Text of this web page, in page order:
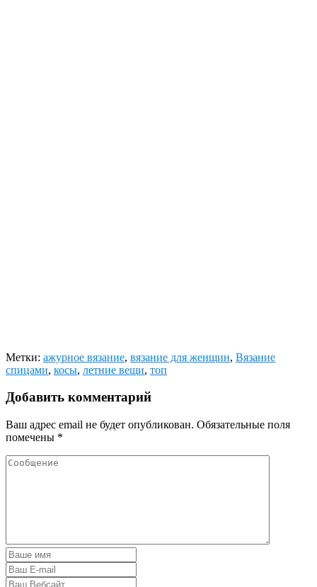
Метки: ажурное вязание, вязание для женщин, Вязание
спицами, косы, летние вещи, топ
Добавить комментарий
Ваш адрес email не будет опубликован. Обязательные поля
помечены *